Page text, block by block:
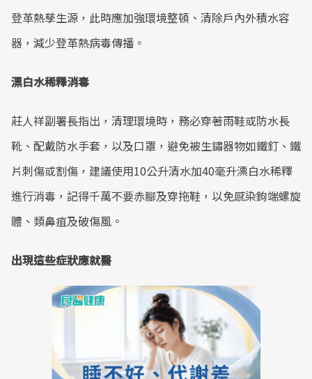
登革熱孳生源，此時應加強環境整頓、清除戶內外積水容
器，減少登革熱病毒傳播。
漂白水稀釋消毒
莊人祥副署長指出，清理環境時，務必穿著雨鞋或防水長
靴、配戴防水手套，以及口罩，避免被生鏽器物如鐵釘、鐵
片刺傷或割傷，建議使用10公升清水加40毫升漂白水稀釋
進行消毒，記得千萬不要赤腳及穿拖鞋，以免感染鉤端螺旋
體、類鼻疽及破傷風。
出現這些症狀應就醫